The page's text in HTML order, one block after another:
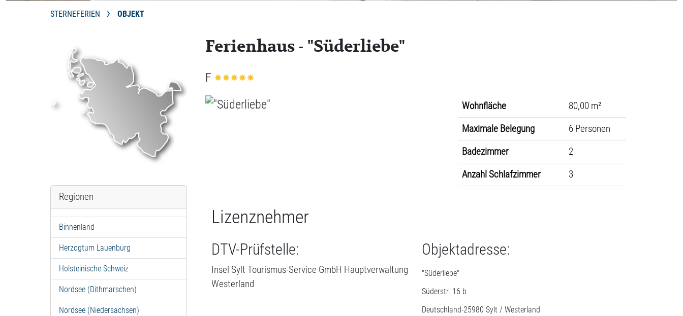
STERNEFERIEN OBJEKT
Regionen
Binnenland
Herzogtum Lauenburg
Holsteinische Schweiz
Nordsee (Dithmarschen)
Nordsee (Niedersachsen)
Ferienhaus - "Süderliebe"
F
Wohnfläche
80,00 m²
Maximale Belegung
6 Personen
Badezimmer
2
Anzahl Schlafzimmer
3
Lizenznehmer
DTV-Prüfstelle:
Insel Sylt Tourismus-Service GmbH Hauptverwaltung
Westerland
Objektadresse:
"Süderliebe"
Süderstr. 16 b
Deutschland-25980 Sylt / Westerland